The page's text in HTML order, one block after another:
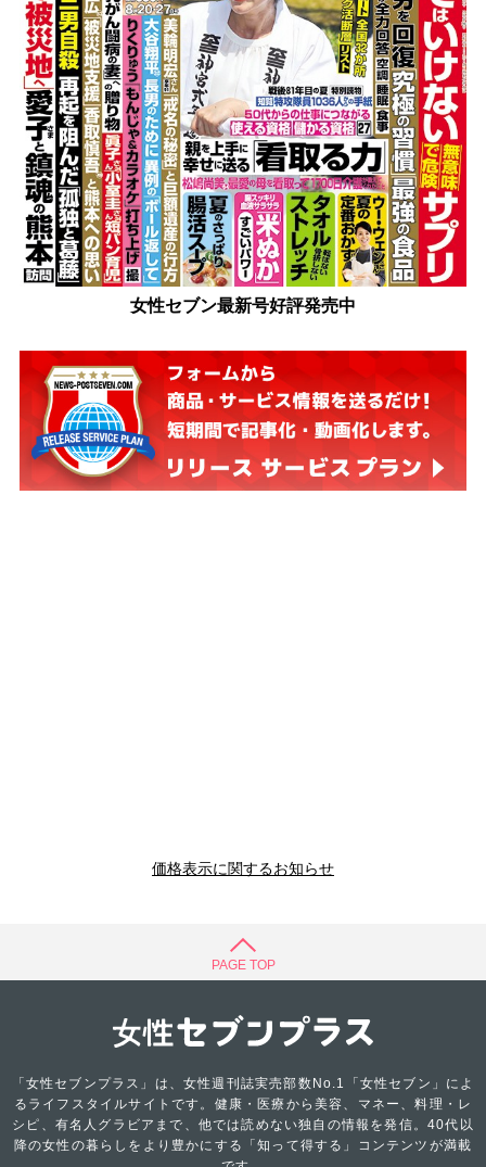
女性セブン最新号好評発売中
価格表示に関するお知らせ
PAGE TOP
「女性セブンプラス」は、女性週刊誌実売部数No.1「女性セブン」によ
るライフスタイルサイトです。健康・医療から美容、マネー、料理・レ
シピ、有名人グラビアまで、他では読めない独自の情報を発信。40代以
降の女性の暮らしをより豊かにする「知って得する」コンテンツが満載